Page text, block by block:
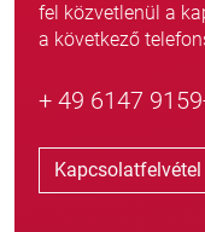
fel közvetlenül a
a következő
+ 49 6147
Kapcsolatfelvétel